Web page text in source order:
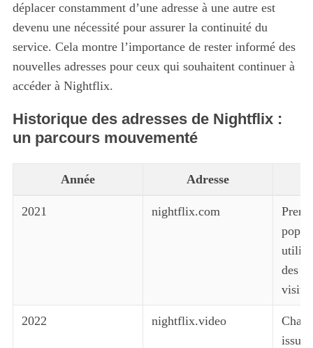
déplacer constamment d’une adresse à une autre est
devenu une nécessité pour assurer la continuité du
service. Cela montre l’importance de rester informé des
nouvelles adresses pour ceux qui souhaitent continuer à
accéder à Nightflix.
Historique des adresses de Nightflix :
un parcours mouvementé
Année Adresse
2021 nightflix.com
des
2022 nightflix.video